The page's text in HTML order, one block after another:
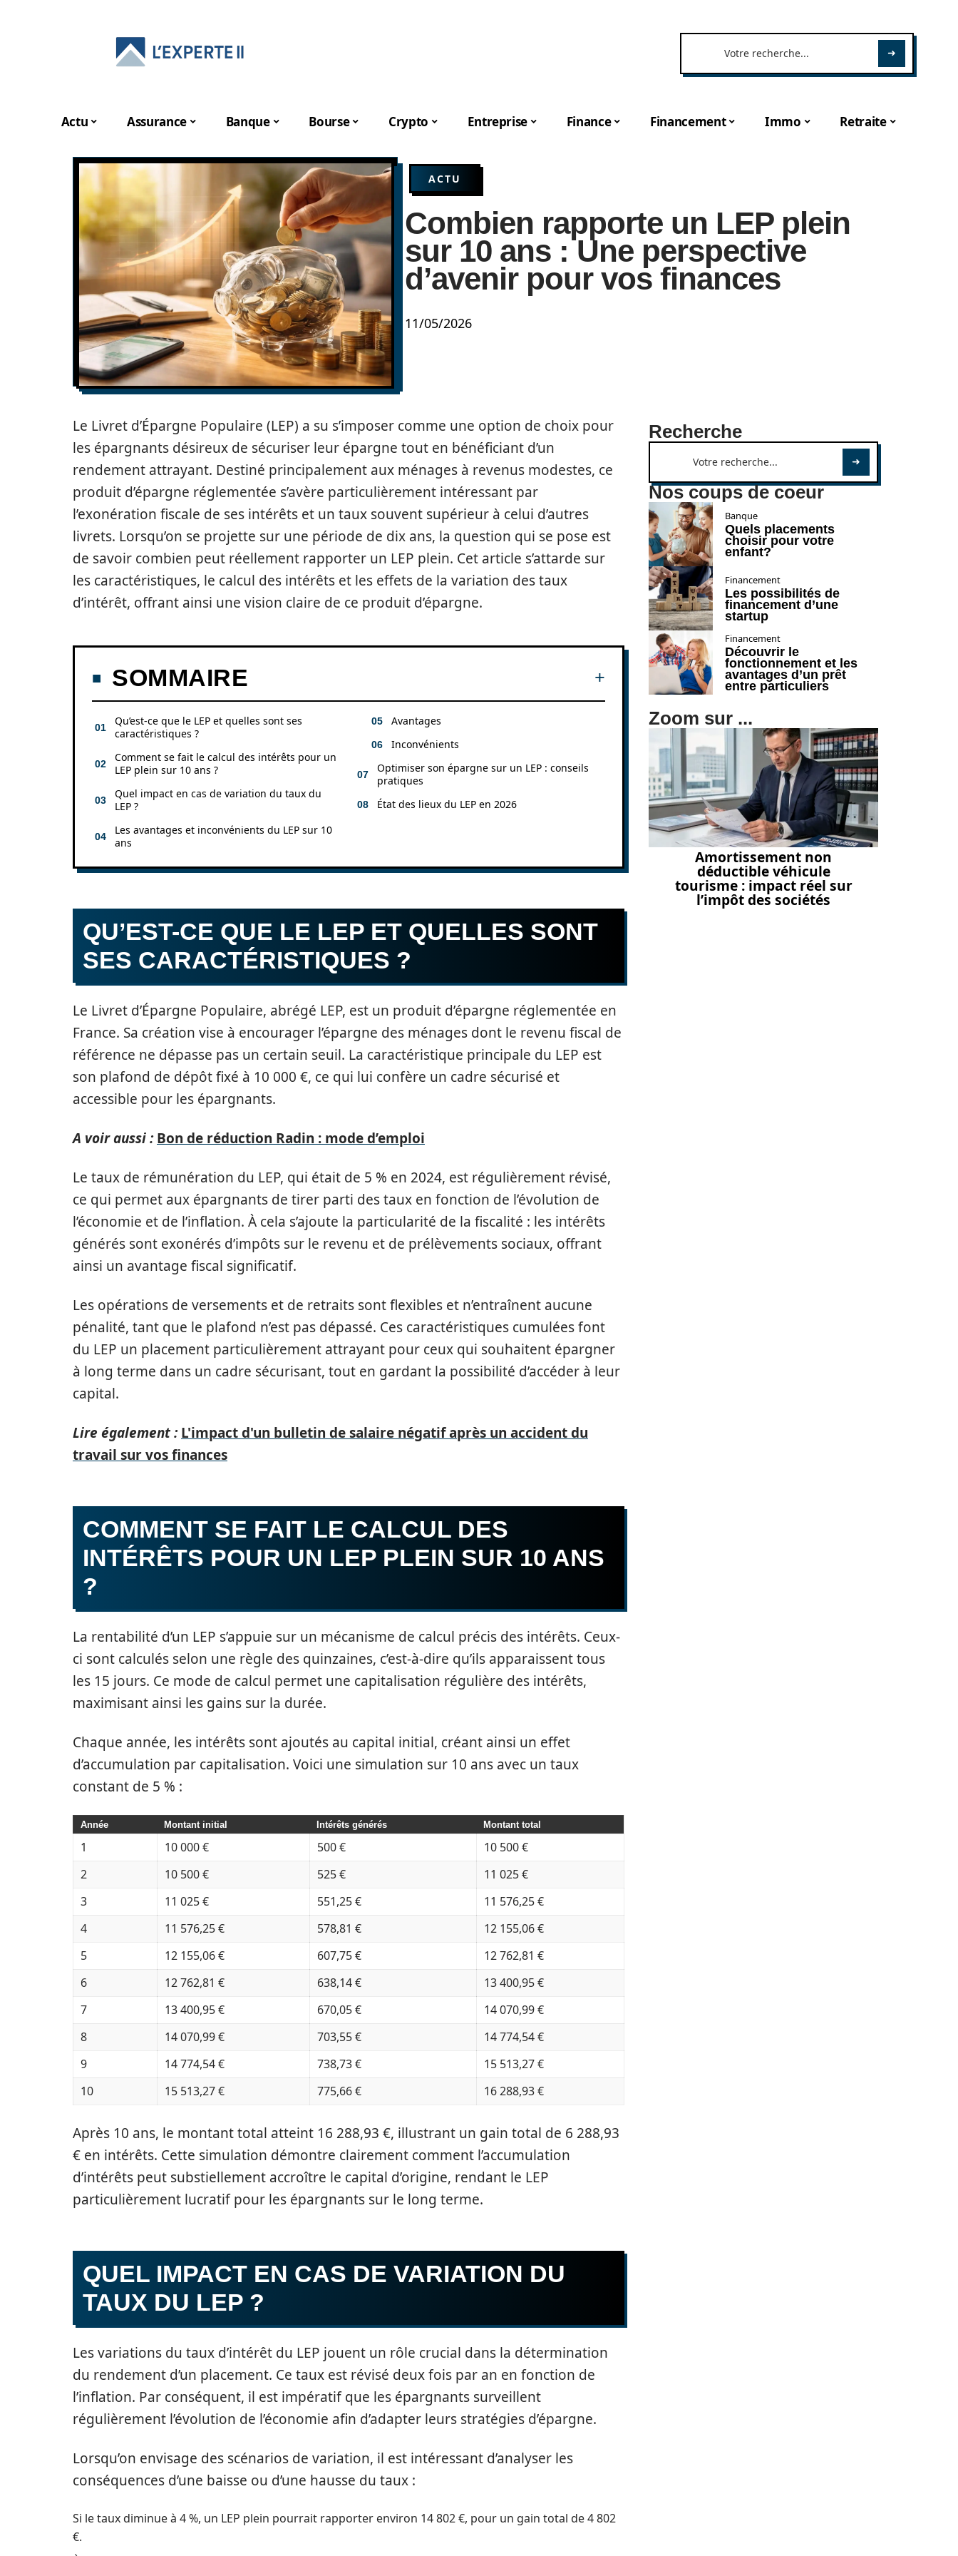
Actu Assurance Banque Bourse Crypto Entreprise Finance Financement Immo Retraite
ACTU
Combien rapporte un LEP plein
sur 10 ans : Une perspective
d’avenir pour vos finances
11/05/2026
Le Livret d’Épargne Populaire (LEP) a su s’imposer comme une option de choix pour
les épargnants désireux de sécuriser leur épargne tout en bénéficiant d’un
rendement attrayant. Destiné principalement aux ménages à revenus modestes, ce
produit d’épargne réglementée s’avère particulièrement intéressant par
l’exonération fiscale de ses intérêts et un taux souvent supérieur à celui d’autres
livrets. Lorsqu’on se projette sur une période de dix ans, la question qui se pose est
de savoir combien peut réellement rapporter un LEP plein. Cet article s’attarde sur
les caractéristiques, le calcul des intérêts et les effets de la variation des taux
d’intérêt, offrant ainsi une vision claire de ce produit d’épargne.
SOMMAIRE
Qu’est-ce que le LEP et quelles sont ses
caractéristiques ?
Comment se fait le calcul des intérêts pour un
LEP plein sur 10 ans ?
Quel impact en cas de variation du taux du
LEP ?
Les avantages et inconvénients du LEP sur 10
ans
Avantages
Inconvénients
Optimiser son épargne sur un LEP : conseils
pratiques
État des lieux du LEP en 2026
QU’EST-CE QUE LE LEP ET QUELLES SONT
SES CARACTÉRISTIQUES ?
Le Livret d’Épargne Populaire, abrégé LEP, est un produit d’épargne réglementée en
France. Sa création vise à encourager l’épargne des ménages dont le revenu fiscal de
référence ne dépasse pas un certain seuil. La caractéristique principale du LEP est
son plafond de dépôt fixé à 10 000 €, ce qui lui confère un cadre sécurisé et
accessible pour les épargnants.
A voir aussi : Bon de réduction Radin : mode d’emploi
Le taux de rémunération du LEP, qui était de 5 % en 2024, est régulièrement révisé,
ce qui permet aux épargnants de tirer parti des taux en fonction de l’évolution de
l’économie et de l’inflation. À cela s’ajoute la particularité de la fiscalité : les intérêts
générés sont exonérés d’impôts sur le revenu et de prélèvements sociaux, offrant
ainsi un avantage fiscal significatif.
Les opérations de versements et de retraits sont flexibles et n’entraînent aucune
pénalité, tant que le plafond n’est pas dépassé. Ces caractéristiques cumulées font
du LEP un placement particulièrement attrayant pour ceux qui souhaitent épargner
à long terme dans un cadre sécurisant, tout en gardant la possibilité d’accéder à leur
capital.
Lire également : L'impact d'un bulletin de salaire négatif après un accident du
travail sur vos finances
COMMENT SE FAIT LE CALCUL DES
INTÉRÊTS POUR UN LEP PLEIN SUR 10 ANS
?
La rentabilité d’un LEP s’appuie sur un mécanisme de calcul précis des intérêts. Ceux-
ci sont calculés selon une règle des quinzaines, c’est-à-dire qu’ils apparaissent tous
les 15 jours. Ce mode de calcul permet une capitalisation régulière des intérêts,
maximisant ainsi les gains sur la durée.
Chaque année, les intérêts sont ajoutés au capital initial, créant ainsi un effet
d’accumulation par capitalisation. Voici une simulation sur 10 ans avec un taux
constant de 5 % :
Année Montant initial Intérêts générés Montant total
1 10 000 € 500 €
10 500 €
2
10 500 € 525 €
11 025 €
3
11 025 € 551,25 €
11 576,25 €
4
11 576,25 € 578,81 €
12 155,06 €
5
12 155,06 € 607,75 €
12 762,81 €
6
12 762,81 € 638,14 €
13 400,95 €
7
13 400,95 € 670,05 €
14 070,99 €
8
14 070,99 € 703,55 €
14 774,54 €
9
14 774,54 € 738,73 €
15 513,27 €
10
15 513,27 € 775,66 € 16 288,93 €
Après 10 ans, le montant total atteint 16 288,93 €, illustrant un gain total de 6 288,93
€ en intérêts. Cette simulation démontre clairement comment l’accumulation
d’intérêts peut substiellement accroître le capital d’origine, rendant le LEP
particulièrement lucratif pour les épargnants sur le long terme.
QUEL IMPACT EN CAS DE VARIATION DU
TAUX DU LEP ?
Les variations du taux d’intérêt du LEP jouent un rôle crucial dans la détermination
du rendement d’un placement. Ce taux est révisé deux fois par an en fonction de
l’inflation. Par conséquent, il est impératif que les épargnants surveillent
régulièrement l’évolution de l’économie afin d’adapter leurs stratégies d’épargne.
Lorsqu’on envisage des scénarios de variation, il est intéressant d’analyser les
conséquences d’une baisse ou d’une hausse du taux :
Si le taux diminue à 4 %, un LEP plein pourrait rapporter environ 14 802 €, pour un gain total de 4 802
€.
Recherche
Nos coups de coeur
Banque
Quels placements
choisir pour votre
enfant?
Financement
Les possibilités de
financement d’une
startup
Financement
Découvrir le
fonctionnement et les
avantages d’un prêt
entre particuliers
Zoom sur ...
Amortissement non
déductible véhicule
tourisme : impact réel sur
l’impôt des sociétés